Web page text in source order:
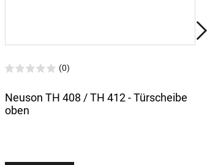
(0)
Neuson TH 408 / TH 412 - Türscheibe
oben